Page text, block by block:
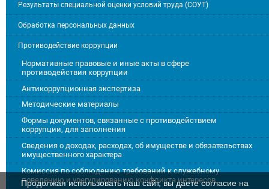
Результаты специальной оценки условий труда (СОУТ)
Обработка персональных данных
Противодействие коррупции
Нормативные правовые и иные акты в сфере
противодействия коррупции
Антикоррупционная экспертиза
Методические материалы
Формы документов, связанные с противодействием
коррупции, для заполнения
Сведения о доходах, расходах, об имуществе и обязательствах
имущественного характера
Комиссия по соблюдению требований к служебному
поведению и урегулированию конфликта интересов
Продолжая использовать наш сайт, вы даете согласие на